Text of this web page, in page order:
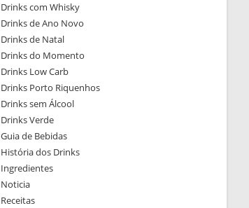
Drinks com Whisky
Drinks de Ano Novo
Drinks de Natal
Drinks do Momento
Drinks Low Carb
Drinks Porto Riquenhos
Drinks sem Álcool
Drinks Verde
Guia de Bebidas
História dos Drinks
Ingredientes
Noticia
Receitas